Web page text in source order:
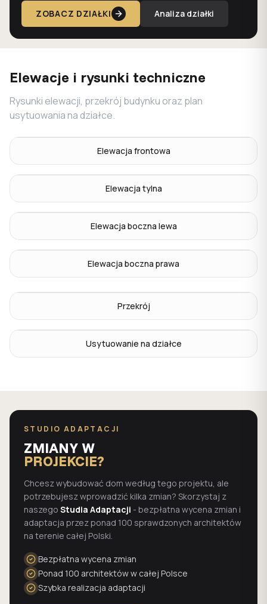
ZOBACZ DZIAŁKI Analiza działki
Elewacje i rysunki techniczne
Rysunki elewacji, przekrój budynku oraz plan
usytuowania na działce.
Elewacja frontowa
Elewacja tylna
Elewacja boczna lewa
Elewacja boczna prawa
Przekrój
Usytuowanie na działce
STUDIO ADAPTACJI
ZMIANY W
PROJEKCIE?
Chcesz wybudować dom według tego projektu, ale
potrzebujesz wprowadzić kilka zmian? Skorzystaj z
naszego Studia Adaptacji - bezpłatna wycena zmian i
adaptacja przez ponad 100 sprawdzonych architektów
na terenie całej Polski.
Bezpłatna wycena zmian
Ponad 100 architektów w całej Polsce
Szybka realizacja adaptacji